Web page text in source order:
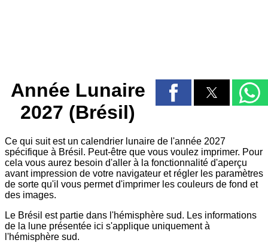
Année Lunaire
2027 (Brésil)
Ce qui suit est un calendrier lunaire de l'année 2027
spécifique à Brésil. Peut-être que vous voulez imprimer. Pour
cela vous aurez besoin d'aller à la fonctionnalité d'aperçu
avant impression de votre navigateur et régler les paramètres
de sorte qu'il vous permet d'imprimer les couleurs de fond et
des images.
Le Brésil est partie dans l'hémisphère sud. Les informations
de la lune présentée ici s'applique uniquement à
l'hémisphère sud.